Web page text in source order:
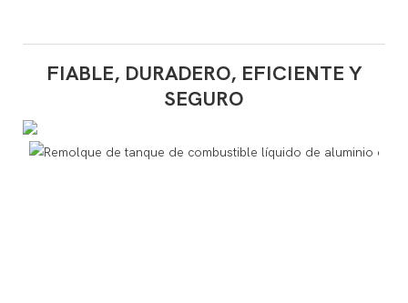
FIABLE, DURADERO, EFICIENTE Y
SEGURO